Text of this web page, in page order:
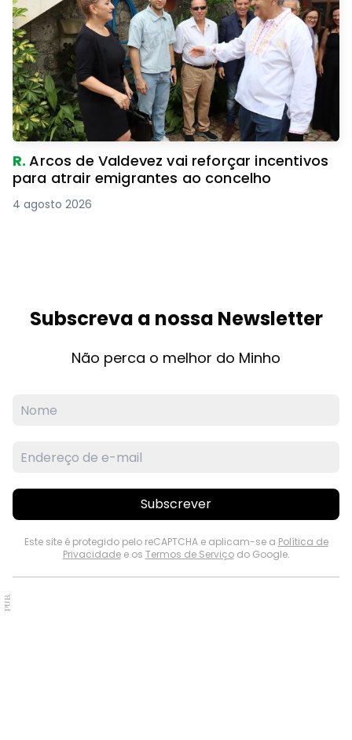
R.Arcos de Valdevez vai reforçar incentivos
para atrair emigrantes ao concelho
4 agosto 2026
Subscreva a nossa Newsletter
Não perca o melhor do Minho
Subscrever
Este site é protegido pelo reCAPTCHA e aplicam-se a Política de
Privacidadee os Termos de Serviçodo Google.
PUB.